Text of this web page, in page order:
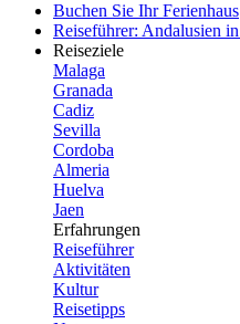
Buchen Sie Ihr Ferienhaus
Reiseführer: Andalusien
Reiseziele
Malaga
Granada
Cadiz
Sevilla
Cordoba
Almeria
Huelva
Jaen
Erfahrungen
Reiseführer
Aktivitäten
Kultur
Reisetipps